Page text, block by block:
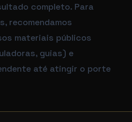
completo. Para
recomendamos
materiais públicos
guias) e
até atingir o porte
| quanto custa